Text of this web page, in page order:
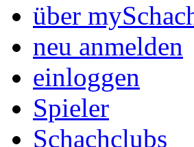
über
neu anmelden
einloggen
Spieler
Schachclubs